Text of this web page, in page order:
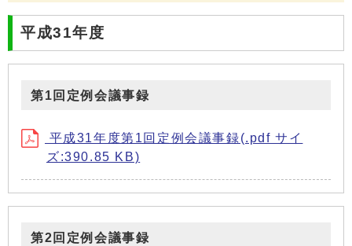
平成31年度
第1回定例会議事録
平成31年度第1回定例会議事録(.pdf サイ
ズ:390.85 KB)
第2回定例会議事録